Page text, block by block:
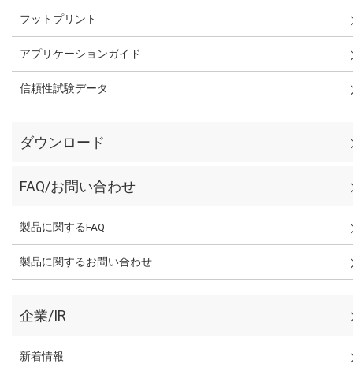
フットプリント
アプリケーションガイド
信頼性試験データ
ダウンロード
FAQ/お問い合わせ
製品に関するFAQ
製品に関するお問い合わせ
企業/IR
新着情報